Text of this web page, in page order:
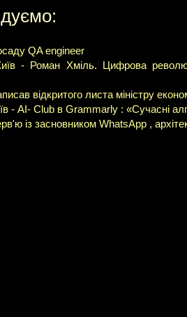
QA engineer
- Роман Хміль. Цифрова
відкритого листа міністру
- AI- Club в Grammarly : «Сучасні
із засновником WhatsApp ,